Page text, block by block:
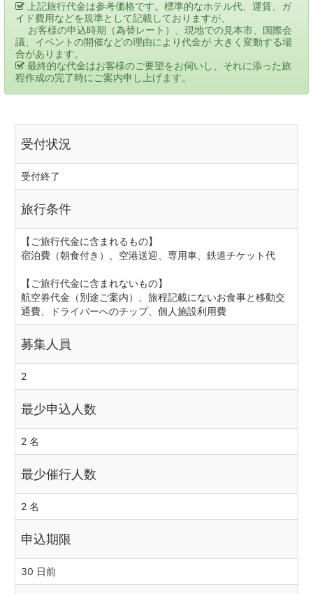
上記旅行代金は参考価格です。標準的なホテル代、運賃、ガ
イド費用などを規準として記載しておりますが、
お客様の申込時期（為替レート）、現地での見本市、国際会
議、イベントの開催などの理由により代金が 大きく変動する場
合があります。
最終的な代金はお客様のご要望をお伺いし、それに添った旅
程作成の完了時にご案内申し上げます。
受付状況
受付終了
旅行条件
【ご旅行代金に含まれるもの】
宿泊費（朝食付き）、空港送迎、専用車、鉄道チケット代
【ご旅行代金に含まれないもの】
航空券代金（別途ご案内）、旅程記載にないお食事と移動交
通費、ドライバーへのチップ、個人施設利用費
募集人員
2
最少申込人数
2 名
最少催行人数
2 名
申込期限
30 日前